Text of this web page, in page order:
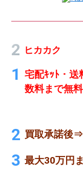
ヒカカク
宅配ｷｯﾄ・送
数料まで無
買取承諾後
最大30万円